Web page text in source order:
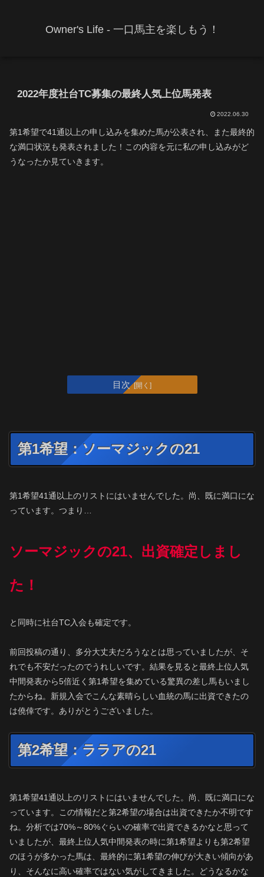
Owner's Life - 一口馬主を楽しもう！
2022年度社台TC募集の最終人気上位馬発表
2022.06.30
第1希望で41通以上の申し込みを集めた馬が公表され、また最終的
な満口状況も発表されました！この内容を元に私の申し込みがど
うなったか見ていきます。
目次
第1希望：ソーマジックの21
第1希望41通以上のリストにはいませんでした。尚、既に満口にな
っています。つまり…
ソーマジックの21、出資確定しまし
た！
と同時に社台TC入会も確定です。
前回投稿の通り、多分大丈夫だろうなとは思っていましたが、そ
れでも不安だったのでうれしいです。結果を見ると最終上位人気
中間発表から5倍近く第1希望を集めている驚異の差し馬もいまし
たからね。新規入会でこんな素晴らしい血統の馬に出資できたの
は僥倖です。ありがとうございました。
第2希望：ララアの21
第1希望41通以上のリストにはいませんでした。尚、既に満口にな
っています。この情報だと第2希望の場合は出資できたか不明です
ね。分析では70%～80%ぐらいの確率で出資できるかなと思って
いましたが、最終上位人気中間発表の時に第1希望よりも第2希望
のほうが多かった馬は、最終的に第1希望の伸びが大きい傾向があ
り、そんなに高い確率ではない気がしてきました。どうなるかな